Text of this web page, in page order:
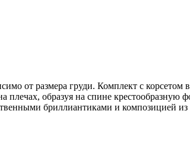
от размера груди. Комплект с корсетом
образуя на спине крестообразную
бриллиантиками и композицией